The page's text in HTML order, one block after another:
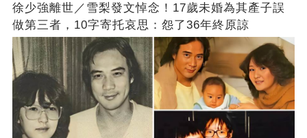
徐少強離世／雪梨發文悼念！17歲未婚為其產子誤
做第三者，10字寄托哀思：怨了36年終原諒